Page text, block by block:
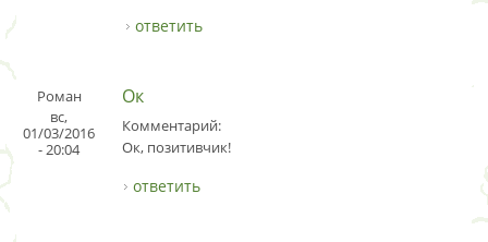
ответить
Роман
вс,
01/03/2016
- 20:04
Ок
Комментарий:
Ок, позитивчик!
ответить